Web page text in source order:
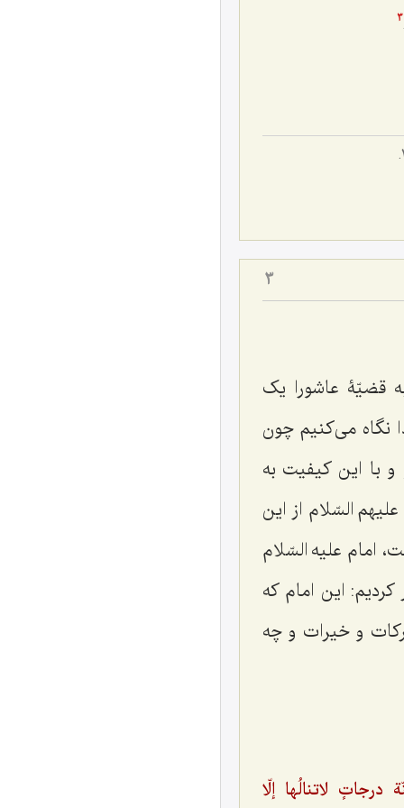
3
3
قضیّۀ عاشورا یک
نگاه می‌کنیم چون
با این کیفیت به
السّلام از این
امام علیه السّلام
این امام که
و خیرات و چه
لاتنالُها إلّا